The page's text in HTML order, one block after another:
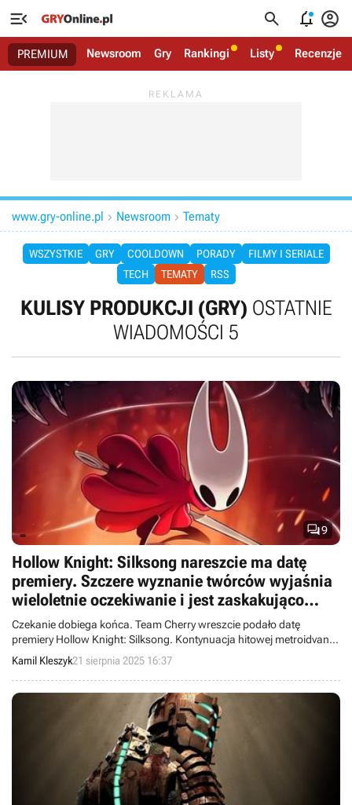
   
PREMIUM Newsroom Gry Rankingi Listy Recenzje
www.gry-online.pl  Newsroom  Tematy
WSZYSTKIE GRY COOLDOWN PORADY
FILMY I SERIALE
TECH
TEMATY RSS
KULISY PRODUKCJI (GRY) OSTATNIE
WIADOMOŚCI 5
9
Hollow Knight: Silksong nareszcie ma datę
premiery. Szczere wyznanie twórców wyjaśnia
wieloletnie oczekiwanie i jest zaskakująco
proste
Czekanie dobiega końca. Team Cherry wreszcie podało datę
premiery Hollow Knight: Silksong. Kontynuacja hitowej metroidvanii
zadebiutuje już wkrótce.
Kamil Kleszyk21 sierpnia 2025 16:37